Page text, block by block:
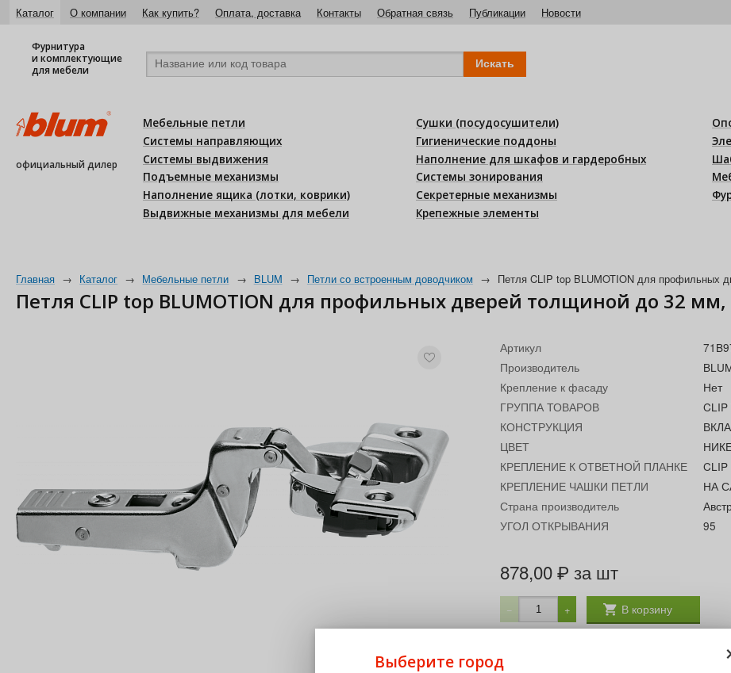
Каталог О компании Как купить? Оплата, доставка Контакты Обратная связь Публикации Новости
Фурнитура
и комплектующие
для мебели
официальный дилер
Мебельные петли
Системы направляющих
Системы выдвижения
Подъемные механизмы
Наполнение ящика (лотки, коврики)
Выдвижные механизмы для мебели
Сушки (посудосушители)
Гигиенические поддоны
Наполнение для шкафов и гардеробных
Системы зонирования
Секретерные механизмы
Крепежные элементы
Главная → Каталог → Мебельные петли → BLUM → Петли со встроенным доводчиком → Петля CLIP top BLUMOTION для профильных
Петля CLIP top BLUMOTION для профильных дверей толщиной до 32 мм,
Артикул
Производитель
Крепление к фасаду
Нет
ГРУППА ТОВАРОВ
CLIP
КОНСТРУКЦИЯ
ЦВЕТ
КРЕПЛЕНИЕ К ОТВЕТНОЙ ПЛАНКЕ
CLIP
КРЕПЛЕНИЕ ЧАШКИ ПЕТЛИ
НА
Страна производитель
УГОЛ ОТКРЫВАНИЯ
95
878,00 ₽ за шт
− + В корзину
Выберите город